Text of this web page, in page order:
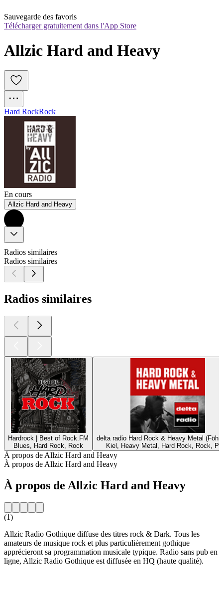
Sauvegarde des favoris
Télécharger gratuitement dans l'App Store
Allzic Hard and Heavy
Hard RockRock
En cours
Allzic Hard and Heavy
Radios similaires
Radios similaires
Radios similaires
Hardrock | Best of Rock.FM
Blues, Hard Rock, Rock
delta radio Hard Rock & Heavy Metal
Kiel, Heavy Metal, Hard Rock, Rock,
À propos de Allzic Hard and Heavy
À propos de Allzic Hard and Heavy
À propos de Allzic Hard and Heavy
(1)
Allzic Radio Gothique diffuse des titres rock & Dark. Tous les
amateurs de musique rock et plus particulièrement gothique
apprécieront sa programmation musicale typique. Radio sans pub en
ligne, Allzic Radio Gothique est diffusée en HQ (haute qualité).